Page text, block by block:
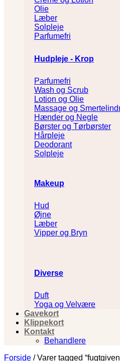
Olie
Læber
Solpleje
Parfumefri
Hudpleje - Krop
Parfumefri
Wash og Scrub
Lotion og Olie
Massage og
Hænder og Negle
Børster og Tørbørster
Hårpleje
Deodorant
Solpleje
Makeup
Hud
Øjne
Læber
Vipper og Bryn
Diverse
Duft
Yoga og Velvære
Gavekort
Klippekort
Kontakt
Behandlere
Forside /Varer tagged